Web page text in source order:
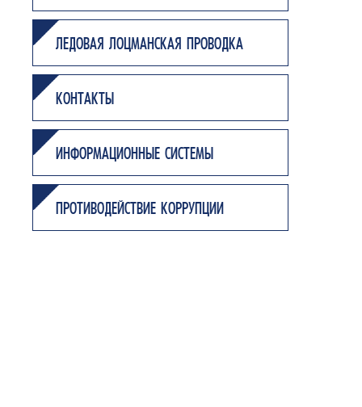
ЛЕДОВАЯ ЛОЦМАНСКАЯ ПРОВОДКА
КОНТАКТЫ
ИНФОРМАЦИОННЫЕ СИСТЕМЫ
ПРОТИВОДЕЙСТВИЕ КОРРУПЦИИ